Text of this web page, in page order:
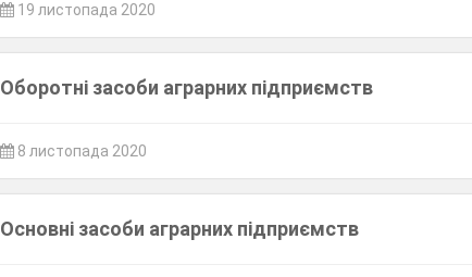
19 листопада 2020
Оборотні засоби аграрних підприємств
8 листопада 2020
Основні засоби аграрних підприємств